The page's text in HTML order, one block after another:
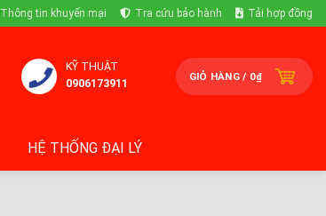
Thông tin khuyến mại Tra cứu bảo hành Tải hợp đồng
KỸ THUẬT
0906173911
GIỎ HÀNG / 0₫
HỆ THỐNG ĐẠI LÝ